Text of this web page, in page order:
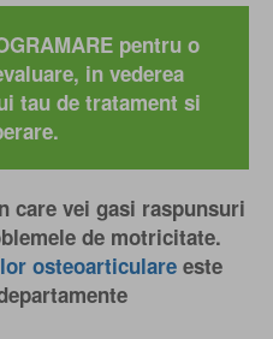
pentru o
in vederea
tau de tratament si
care vei gasi raspunsuri
de motricitate.
osteoarticulare este